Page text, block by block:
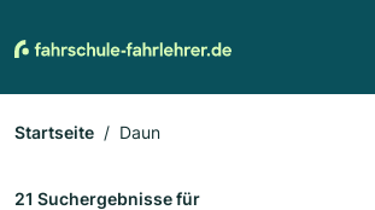
Startseite Daun
21 Suchergebnisse für